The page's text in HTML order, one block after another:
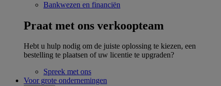
Bankwezen en financiën
Praat met ons verkoopteam
Hebt u hulp nodig om de juiste oplossing te kiezen, een
bestelling te plaatsen of uw licentie te upgraden?
Spreek met ons
Voor grote ondernemingen